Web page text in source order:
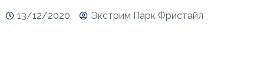
13/12/2020 Экстрим Парк Фристайл